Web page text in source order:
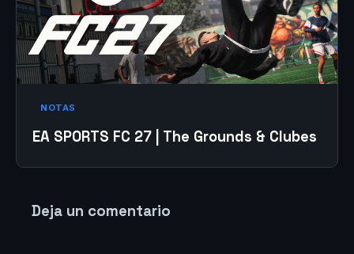
NOTAS
EA SPORTS FC 27 | The Grounds & Clubes
Deja un comentario